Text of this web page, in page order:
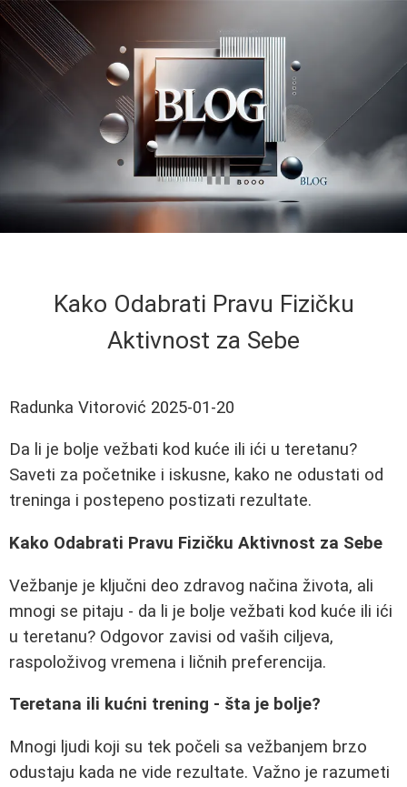
Kako Odabrati Pravu Fizičku
Aktivnost za Sebe
Radunka Vitorović 2025-01-20
Da li je bolje vežbati kod kuće ili ići u teretanu?
Saveti za početnike i iskusne, kako ne odustati od
treninga i postepeno postizati rezultate.
Kako Odabrati Pravu Fizičku Aktivnost za Sebe
Vežbanje je ključni deo zdravog načina života, ali
mnogi se pitaju - da li je bolje vežbati kod kuće ili ići
u teretanu? Odgovor zavisi od vaših ciljeva,
raspoloživog vremena i ličnih preferencija.
Teretana ili kućni trening - šta je bolje?
Mnogi ljudi koji su tek počeli sa vežbanjem brzo
odustaju kada ne vide rezultate. Važno je razumeti